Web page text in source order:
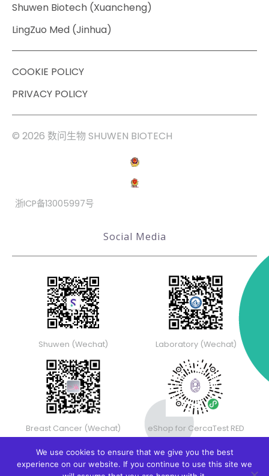
Shuwen Biotech (Xuancheng)
LingZuo Med (Jinhua)
COOKIE POLICY
PRIVACY POLICY
© 2026 数问生物 SHUWEN BIOTECH
浙ICP备13005997号
Social Media
Shuwen (Wechat) Laboratory (Wechat)
Breast Cancer (Wechat) eShop for CercaTest RED
We use cookies to ensure that we give you the best
experience on our website. If you continue to use this site we